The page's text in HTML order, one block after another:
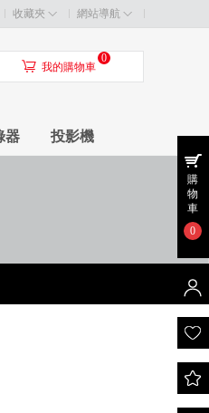
收藏夾 網站導航
󰃦 我的購物車
0
器 投影機
購
物
車
0